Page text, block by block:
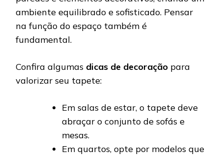
ambiente equilibrado e sofisticado. Pensar
na função do espaço também é
fundamental.
Confira algumas dicas de decoração para
valorizar seu tapete:
Em salas de estar, o tapete deve
abraçar o conjunto de sofás e
mesas.
Em quartos, opte por modelos que